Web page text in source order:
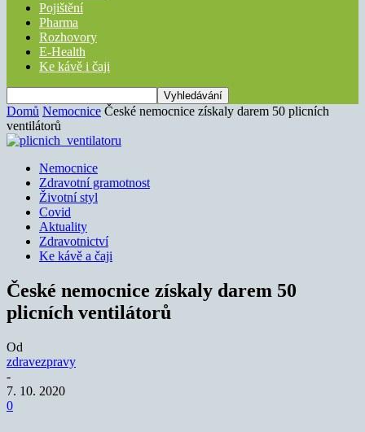
Pojištění
Pharma
Rozhovory
E-Health
Ke kávě i čaji
Domů Nemocnice České nemocnice získaly darem 50 plicních
ventilátorů
Nemocnice
Zdravotní gramotnost
Životní styl
Covid
Aktuality
Zdravotnictví
Ke kávě a čaji
České nemocnice získaly darem 50
plicních ventilátorů
Od
zdravezpravy
-
7. 10. 2020
0